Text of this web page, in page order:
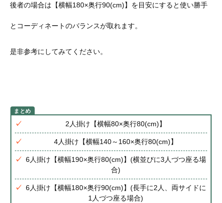
後者の場合は【横幅180×奥行90(cm)】を目安にすると使い勝手
とコーディネートのバランスが取れます。
是非参考にしてみてください。
2人掛け【横幅80×奥行80(cm)】
4人掛け【横幅140～160×奥行80(cm)】
6人掛け【横幅190×奥行80(cm)】(横並びに3人づつ座る場
合)
6人掛け【横幅180×奥行90(cm)】(長手に2人、両サイドに
1人づつ座る場合)